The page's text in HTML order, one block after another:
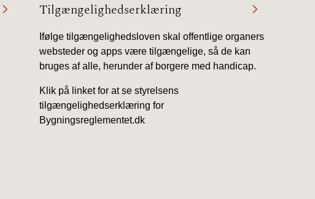
Tilgængelighedserklæring
Ifølge tilgængelighedsloven skal offentlige organers
websteder og apps være tilgængelige, så de kan
bruges af alle, herunder af borgere med handicap.
Klik på linket for at se styrelsens
tilgængelighedserklæring for
Bygningsreglementet.dk